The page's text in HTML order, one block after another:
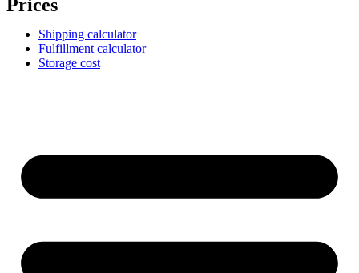
Prices
Shipping calculator
Fulfillment calculator
Storage cost